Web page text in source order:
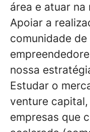
área e atuar
Apoiar a
comunidade
nossa
Estudar o
venture
empresas que